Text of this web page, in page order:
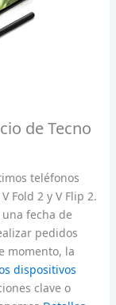
de Tecno
teléfonos
Fold 2 y V Flip 2.
fecha de
pedidos
momento, la
dispositivos
clave o